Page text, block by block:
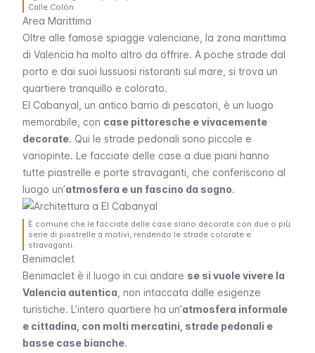
Calle Colón.
Area Marittima
Oltre alle famose spiagge valenciane, la zona marittima
di Valencia ha molto altro da offrire. A poche strade dal
porto e dai suoi lussuosi ristoranti sul mare, si trova un
quartiere tranquillo e colorato.
El Cabanyal, un antico barrio di pescatori, è un luogo
memorabile, con case pittoresche e vivacemente
decorate. Qui le strade pedonali sono piccole e
variopinte. Le facciate delle case a due piani hanno
tutte piastrelle e porte stravaganti, che conferiscono al
luogo un’atmosfera e un fascino da sogno.
È comune che le facciate delle case siano decorate con due o più
serie di piastrelle a motivi, rendendo le strade colorate e
stravaganti.
Benimaclet
Benimaclet è il luogo in cui andare se si vuole vivere la
Valencia autentica , non intaccata dalle esigenze
turistiche. L’intero quartiere ha un’atmosfera informale
e cittadina, con molti mercatini, strade pedonali e
basse case bianche.